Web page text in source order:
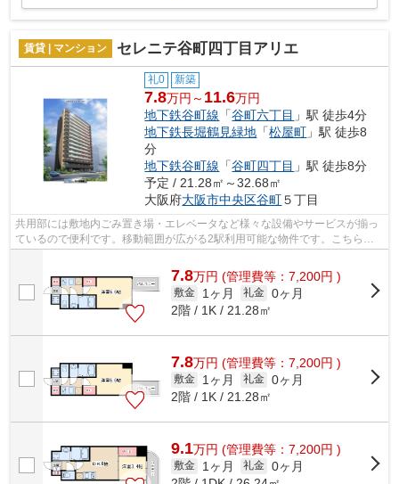
賃貸 | マンション セレニテ谷町四丁目アリエ
礼0 新築
7.8万円～ 11.6万円
地下鉄谷町線 「谷町六丁目 」駅 徒歩4分
地下鉄長堀鶴見緑地 「松屋町 」駅 徒歩8
分
地下鉄谷町線 「谷町四丁目 」駅 徒歩8分
予定 / 21.28㎡～32.68㎡
大阪府大阪市中央区谷町５丁目
共用部には敷地内ごみ置き場・エレベータなど様々な設備やサービスが揃っ
ているので便利です。移動範囲が広がる2駅利用可能な物件です。こちらは
7.8万円 (管理費等：7,200円 )
敷金 1ヶ月 礼金 0ヶ月
2階 / 1K / 21.28㎡
7.8万円 (管理費等：7,200円 )
敷金 1ヶ月 礼金 0ヶ月
2階 / 1K / 21.28㎡
9.1万円 (管理費等：7,200円 )
敷金 1ヶ月 礼金 0ヶ月